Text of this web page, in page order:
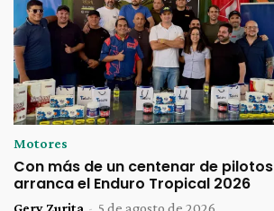
Motores
Con más de un centenar de pilotos
arranca el Enduro Tropical 2026
Gery Zurita - 5 de agosto de 2026